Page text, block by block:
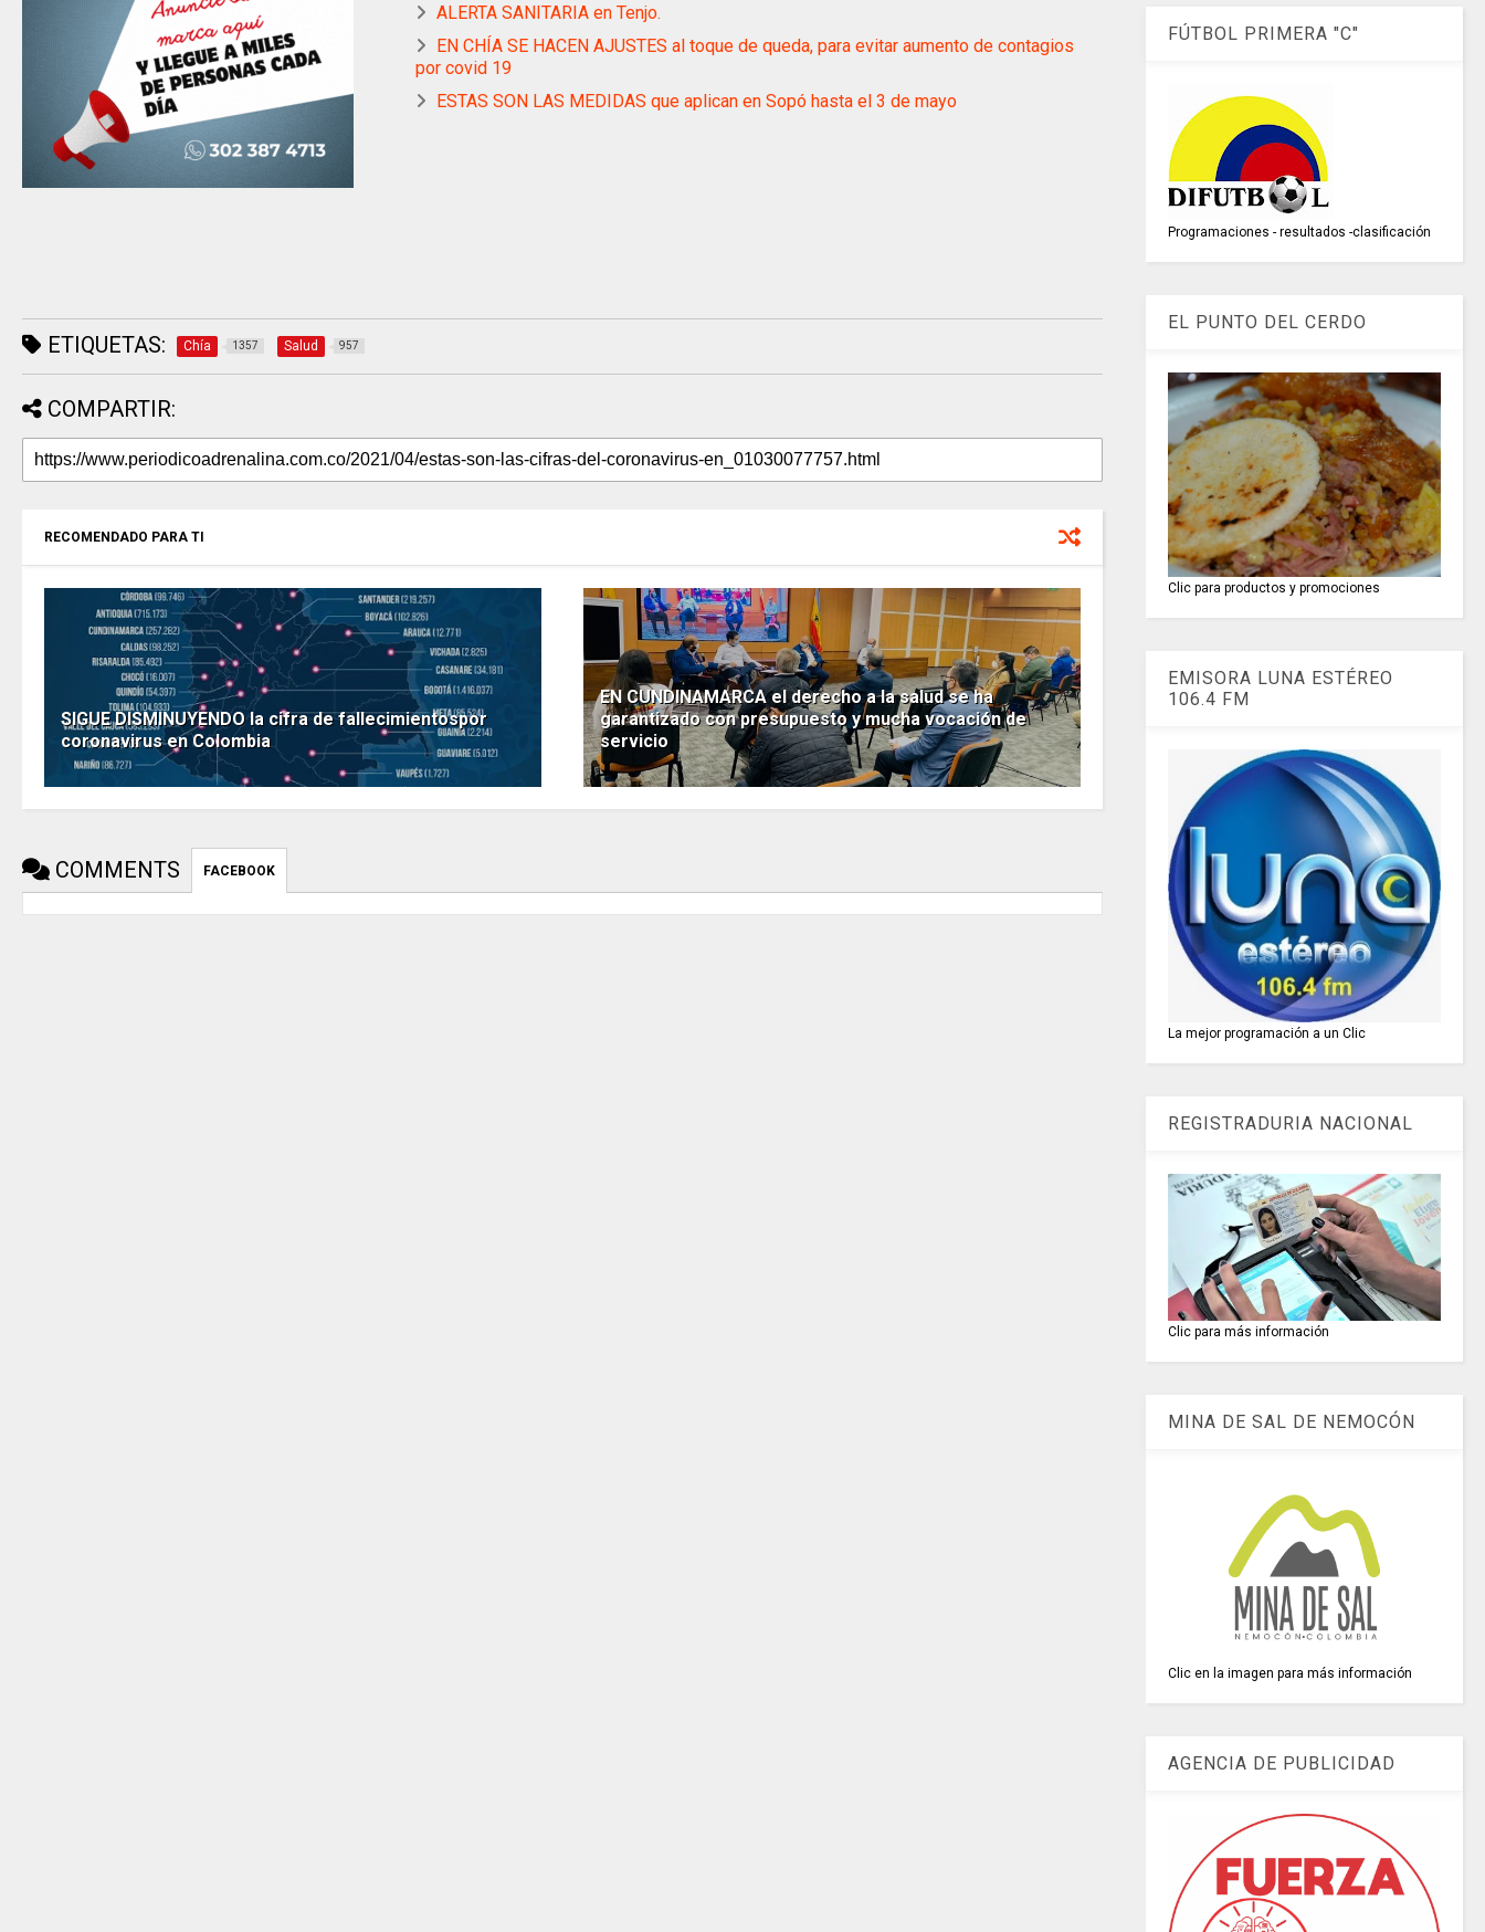
ALERTA SANITARIA en Tenjo.
EN CHÍA SE HACEN AJUSTES al toque de queda, para evitar aumento de contagios
por covid 19
ESTAS SON LAS MEDIDAS que aplican en Sopó hasta el 3 de mayo
ETIQUETAS: Chía 1357 Salud 957
COMPARTIR:
RECOMENDADO PARA TI
SIGUE DISMINUYENDO la cifra de fallecimientospor
coronavirus en Colombia
EN CUNDINAMARCA el derecho a la salud se ha
garantizado con presupuesto y mucha vocación de
servicio
COMMENTS FACEBOOK
FÚTBOL PRIMERA "C"
Programaciones - resultados -clasificación
EL PUNTO DEL CERDO
Clic para productos y promociones
EMISORA LUNA ESTÉREO
106.4 FM
La mejor programación a un Clic
REGISTRADURIA NACIONAL
Clic para más información
MINA DE SAL DE NEMOCÓN
Clic en la imagen para más información
AGENCIA DE PUBLICIDAD